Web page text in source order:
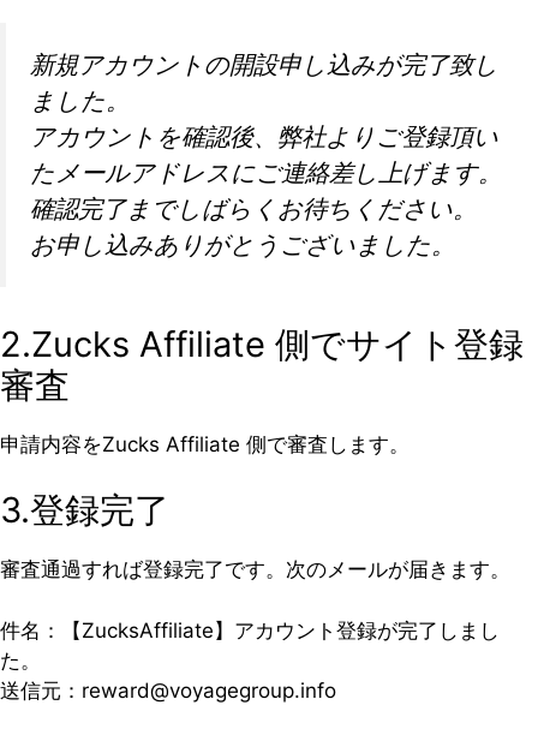
新規アカウントの開設申し込みが完了致し
ました。
アカウントを確認後、弊社よりご登録頂い
たメールアドレスにご連絡差し上げます。
確認完了までしばらくお待ちください。
お申し込みありがとうございました。
2.Zucks Affiliate 側でサイト登録
審査
申請内容をZucks Affiliate 側で審査します。
3.登録完了
審査通過すれば登録完了です。次のメールが届きます。
件名：【ZucksAffiliate】アカウント登録が完了しまし
た。
送信元： reward@voyagegroup.info